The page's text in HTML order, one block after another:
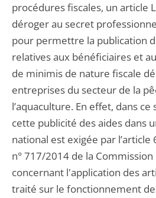
procédures fiscales, un article
déroger au secret
pour permettre la publication
relatives aux bénéficiaires et
de minimis de nature fiscale
entreprises du secteur de la
l’aquaculture. En effet, dans ce
cette publicité des aides dans
national est exigée par l’article
n° 717/2014 de la
concernant l'application des
traité sur le fonctionnement